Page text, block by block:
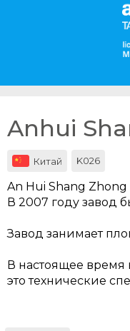
Anhui
Китай K026
An Hui Shang Zhong
В 2007 году завод
Завод занимает
В настоящее время
это технические